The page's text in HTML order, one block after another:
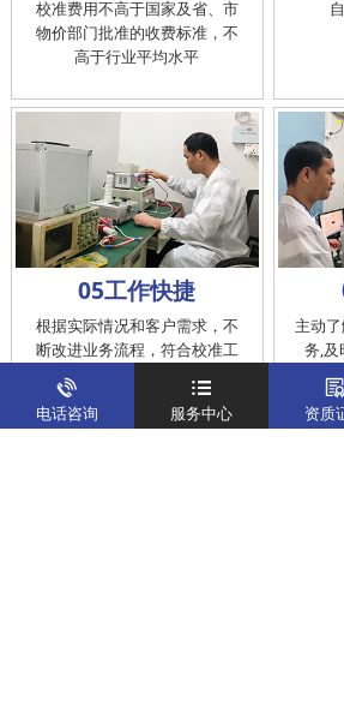
校准费用不高于国家及省、市
物价部门批准的收费标准，不
高于行业平均水平
05工作快捷
根据实际情况和客户需求，不
断改进业务流程，符合校准工
作在服务的时间标准内完成
主动
务,及
诉，
电话咨询 服务中心 资质